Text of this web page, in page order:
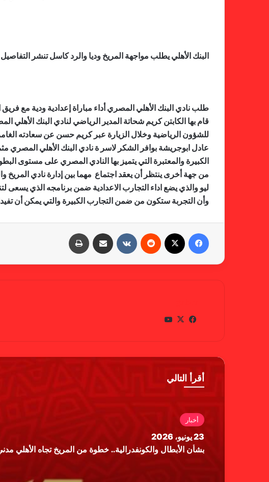
البنك الأهلي يطلب مواجهة المريخ وديا والرد كاسل تنشر
طلب نادي البنك الأهلي المصري أداء مباراة إعدادية ودية مع فريق
قام بها الكابتن كريم شحاتة المدير الرياضي لنادي البنك
للشؤون الرياضية وخلال الزيارة عبر كريم حسن عن سعادته
عادل ابوجريشة بوافر الشكر لاسر ة نادي البنك الأهلي المصري
الكبيرة والمعتبرة التي يتميز بها النادي المصري على مستوى
من جهة أخرى ينتظر أن يعقد اجتماع مهما بين إدارة نادي المريخ
ليو والذي يضع اداء التجارب الاعدادية ضمن برنامجه الذي يسعى
وأن التجربة ستكون من ضمن التجارب الكبيرة والتي يمكن أن تفيد
في
وك
X
أقرأ التالي
أخبار
23 يونيو، 2026
بشأن الأبطال والكونفدرالية.. خطوة من المريخ تجاه الأهلي